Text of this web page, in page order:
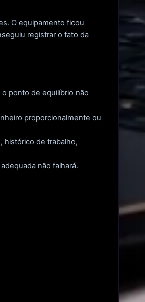
O equipamento ficou
registrar o fato da
ponto de equilíbrio não
proporcionalmente ou
histórico de trabalho,
não falhará.